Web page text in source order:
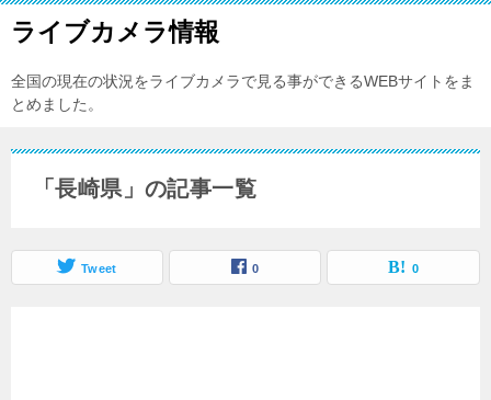
ライブカメラ情報
全国の現在の状況をライブカメラで見る事ができるWEBサイトをま
とめました。
「長崎県」の記事一覧
Tweet 0 0